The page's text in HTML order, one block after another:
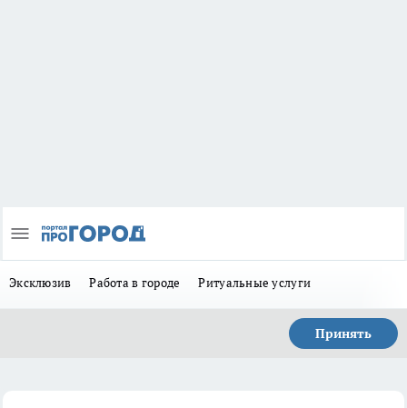
Эксклюзив Работа в городе Ритуальные услуги
Принять